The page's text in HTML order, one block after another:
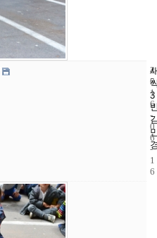
3
4
5
2
0
1
6
-
0
6
-
1
6